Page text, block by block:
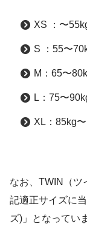
XS ：〜
S ：55〜
M：65〜
L：75〜
XL：85kg〜
なお、TWIN（ツ
記適正サイズに
ズ)」となってい